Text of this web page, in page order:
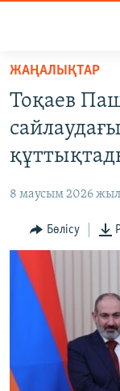
Skip
main
content
to
main
Navigation
to
Search
САЯСАТ
AZATTYQTV
АДАМ
ӘЛЕУМЕТ
ӘЛЕМ
АРНАЙЫ
Русский
ЖАЗЫЛЫҢЫЗ
ЖАҢАЛЫҚТАР
Тоқаев
8 маусым 2026
Бөлісу